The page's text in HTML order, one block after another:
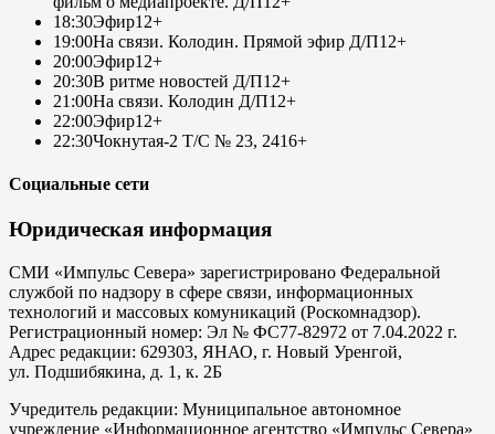
18:30Эфир12+
19:00На связи. Колодин. Прямой эфир Д/П12+
20:00Эфир12+
20:30В ритме новостей Д/П12+
21:00На связи. Колодин Д/П12+
22:00Эфир12+
22:30Чокнутая-2 Т/С № 23, 2416+
Социальные сети
Юридическая информация
СМИ «Импульс Севера» зарегистрировано Федеральной
службой по надзору в сфере связи, информационных
технологий и массовых комуникаций (Роскомнадзор).
Регистрационный номер: Эл № ФС77-82972 от 7.04.2022 г.
Адрес редакции: 629303, ЯНАО, г. Новый Уренгой,
ул. Подшибякина, д. 1, к. 2Б
Учредитель редакции: Муниципальное автономное
учреждение «Информационное агентство «Импульс Севера»